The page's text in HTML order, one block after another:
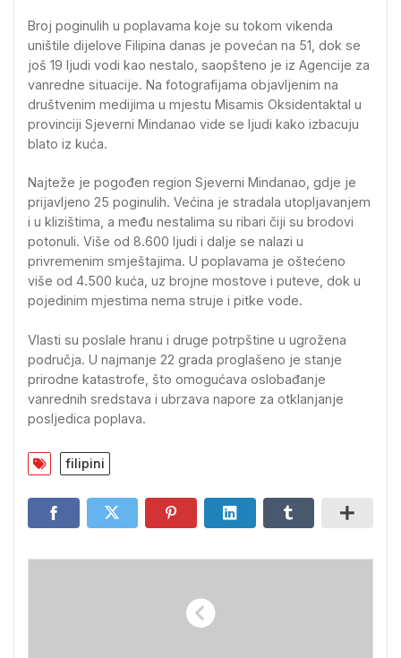
Broj poginulih u poplavama koje su tokom vikenda
uništile dijelove Filipina danas je povećan na 51, dok se
još 19 ljudi vodi kao nestalo, saopšteno je iz Agencije za
vanredne situacije. Na fotografijama objavljenim na
društvenim medijima u mjestu Misamis Oksidentaktal u
provinciji Sjeverni Mindanao vide se ljudi kako izbacuju
blato iz kuća.
Najteže je pogođen region Sjeverni Mindanao, gdje je
prijavljeno 25 poginulih. Većina je stradala utopljavanjem
i u klizištima, a među nestalima su ribari čiji su brodovi
potonuli. Više od 8.600 ljudi i dalje se nalazi u
privremenim smještajima. U poplavama je oštećeno
više od 4.500 kuća, uz brojne mostove i puteve, dok u
pojedinim mjestima nema struje i pitke vode.
Vlasti su poslale hranu i druge potrpštine u ugrožena
područja. U najmanje 22 grada proglašeno je stanje
prirodne katastrofe, što omogućava oslobađanje
vanrednih sredstava i ubrzava napore za otklanjanje
posljedica poplava.
filipini